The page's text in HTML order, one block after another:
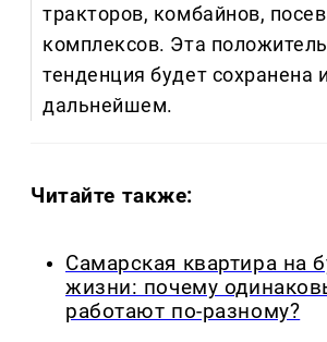
тракторов, комбайнов,
комплексов. Эта
тенденция будет сохранена
дальнейшем.
Читайте также:
Самарская квартира на
жизни: почему
работают по-разному?